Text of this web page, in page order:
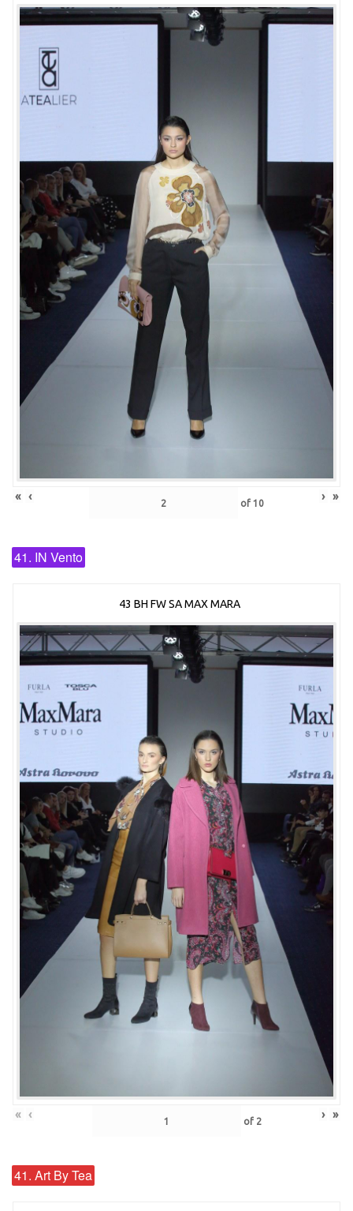
« ‹ of 10 › »
41. IN Vento
43 BH FW SA MAX MARA
« ‹ of 2 › »
41. Art By Tea